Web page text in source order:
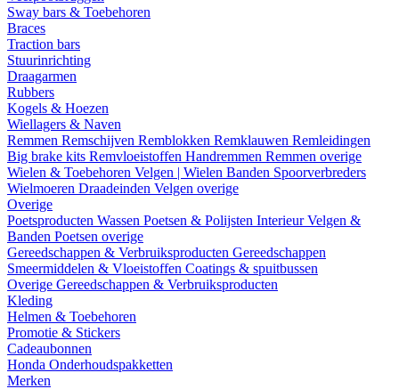
Sway bars & Toebehoren
Braces
Traction bars
Stuurinrichting
Draagarmen
Rubbers
Kogels & Hoezen
Wiellagers & Naven
Remmen Remschijven Remblokken Remklauwen Remleidingen
Big brake kits Remvloeistoffen Handremmen Remmen overige
Wielen & Toebehoren Velgen | Wielen Banden Spoorverbreders
Wielmoeren Draadeinden Velgen overige
Overige
Poetsproducten Wassen Poetsen & Polijsten InterieurVelgen &
Banden Poetsen overige
Gereedschappen & Verbruiksproducten Gereedschappen
Smeermiddelen & Vloeistoffen Coatings & spuitbussen
Overige Gereedschappen & Verbruiksproducten
Kleding
Helmen & Toebehoren
Promotie & Stickers
Cadeaubonnen
Honda Onderhoudspakketten
Merken